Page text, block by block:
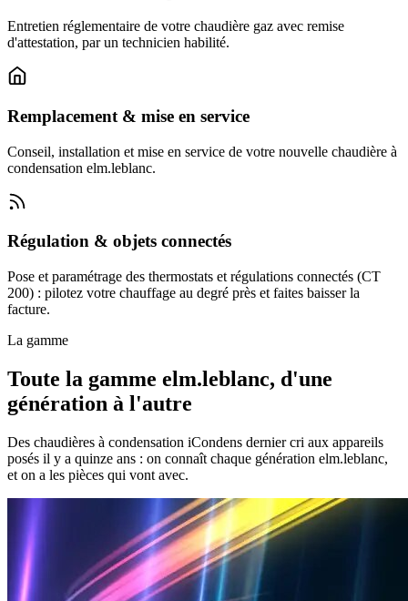
Entretien réglementaire de votre chaudière gaz avec remise
d'attestation, par un technicien habilité.
Remplacement & mise en service
Conseil, installation et mise en service de votre nouvelle chaudière à
condensation elm.leblanc.
Régulation & objets connectés
Pose et paramétrage des thermostats et régulations connectés (CT
200) : pilotez votre chauffage au degré près et faites baisser la
facture.
La gamme
Toute la gamme elm.leblanc, d'une
génération à l'autre
Des chaudières à condensation iCondens dernier cri aux appareils
posés il y a quinze ans : on connaît chaque génération elm.leblanc,
et on a les pièces qui vont avec.